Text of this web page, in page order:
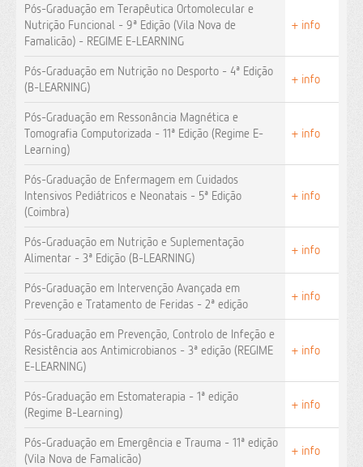
Pós-Graduação em Terapêutica Ortomolecular e
Nutrição Funcional - 9ª Edição (Vila Nova de
Famalicão) - REGIME E-LEARNING
+ info
Pós-Graduação em Nutrição no Desporto - 4ª Edição
(B-LEARNING)
+ info
Pós-Graduação em Ressonância Magnética e
Tomografia Computorizada - 11ª Edição (Regime E-
Learning)
+ info
Pós-Graduação de Enfermagem em Cuidados
Intensivos Pediátricos e Neonatais - 5ª Edição
(Coimbra)
+ info
Pós-Graduação em Nutrição e Suplementação
Alimentar - 3ª Edição (B-LEARNING)
+ info
Pós-Graduação em Intervenção Avançada em
Prevenção e Tratamento de Feridas - 2ª edição
+ info
Pós-Graduação em Prevenção, Controlo de Infeção e
Resistência aos Antimicrobianos - 3ª edição (REGIME
E-LEARNING)
+ info
Pós-Graduação em Estomaterapia - 1ª edição
(Regime B-Learning)
+ info
Pós-Graduação em Emergência e Trauma - 11ª edição
(Vila Nova de Famalicão)
+ info